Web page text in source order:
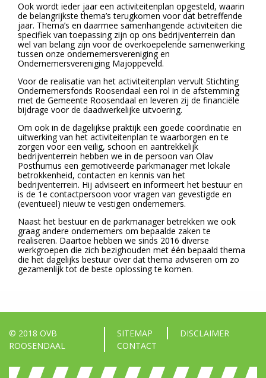
Ook wordt ieder jaar een activiteitenplan opgesteld, waarin
de belangrijkste thema’s terugkomen voor dat betreffende
jaar. Thema’s en daarmee samenhangende activiteiten die
specifiek van toepassing zijn op ons bedrijventerrein dan
wel van belang zijn voor de overkoepelende samenwerking
tussen onze ondernemersvereniging en
Ondernemersvereniging Majoppeveld.
Voor de realisatie van het activiteitenplan vervult Stichting
Ondernemersfonds Roosendaal een rol in de afstemming
met de Gemeente Roosendaal en leveren zij de financiële
bijdrage voor de daadwerkelijke uitvoering.
Om ook in de dagelijkse praktijk een goede coördinatie en
uitwerking van het activiteitenplan te waarborgen en te
zorgen voor een veilig, schoon en aantrekkelijk
bedrijventerrein hebben we in de persoon van Olav
Posthumus een gemotiveerde parkmanager met lokale
betrokkenheid, contacten en kennis van het
bedrijventerrein. Hij adviseert en informeert het bestuur en
is de 1e contactpersoon voor vragen van gevestigde en
(eventueel) nieuw te vestigen ondernemers.
Naast het bestuur en de parkmanager betrekken we ook
graag andere ondernemers om bepaalde zaken te
realiseren. Daartoe hebben we sinds 2016 diverse
werkgroepen die zich bezighouden met één bepaald thema
die het dagelijks bestuur over dat thema adviseren om zo
gezamenlijk tot de beste oplossing te komen.
© 2018 OVB
ROOSENDAAL
SITEMAP
DISCLAIMER
CONTACT